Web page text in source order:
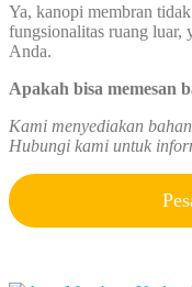
Ya, kanopi membran
fungsionalitas ruang luar,
Anda.
Apakah bisa memesan
Kami menyediakan
Hubungi kami untuk